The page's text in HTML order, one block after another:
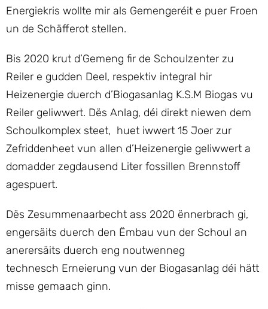
Energiekris wollte mir als Gemengeréit e puer Froen
un de Schäfferot stellen.
Bis 2020 krut d’Gemeng fir de Schoulzenter zu
Reiler e gudden Deel, respektiv integral hir
Heizenergie duerch d’Biogasanlag K.S.M Biogas vu
Reiler geliwwert. Dës Anlag, déi direkt niewen dem
Schoulkomplex steet, huet iwwert 15 Joer zur
Zefriddenheet vun allen d’Heizenergie geliwwert a
domadder zegdausend Liter fossillen Brennstoff
agespuert.
Dës Zesummenaarbecht ass 2020 ënnerbrach gi,
engersäits duerch den Ëmbau vun der Schoul an
anerersäits duerch eng noutwenneg
technesch Erneierung vun der Biogasanlag déi hätt
misse gemaach ginn.